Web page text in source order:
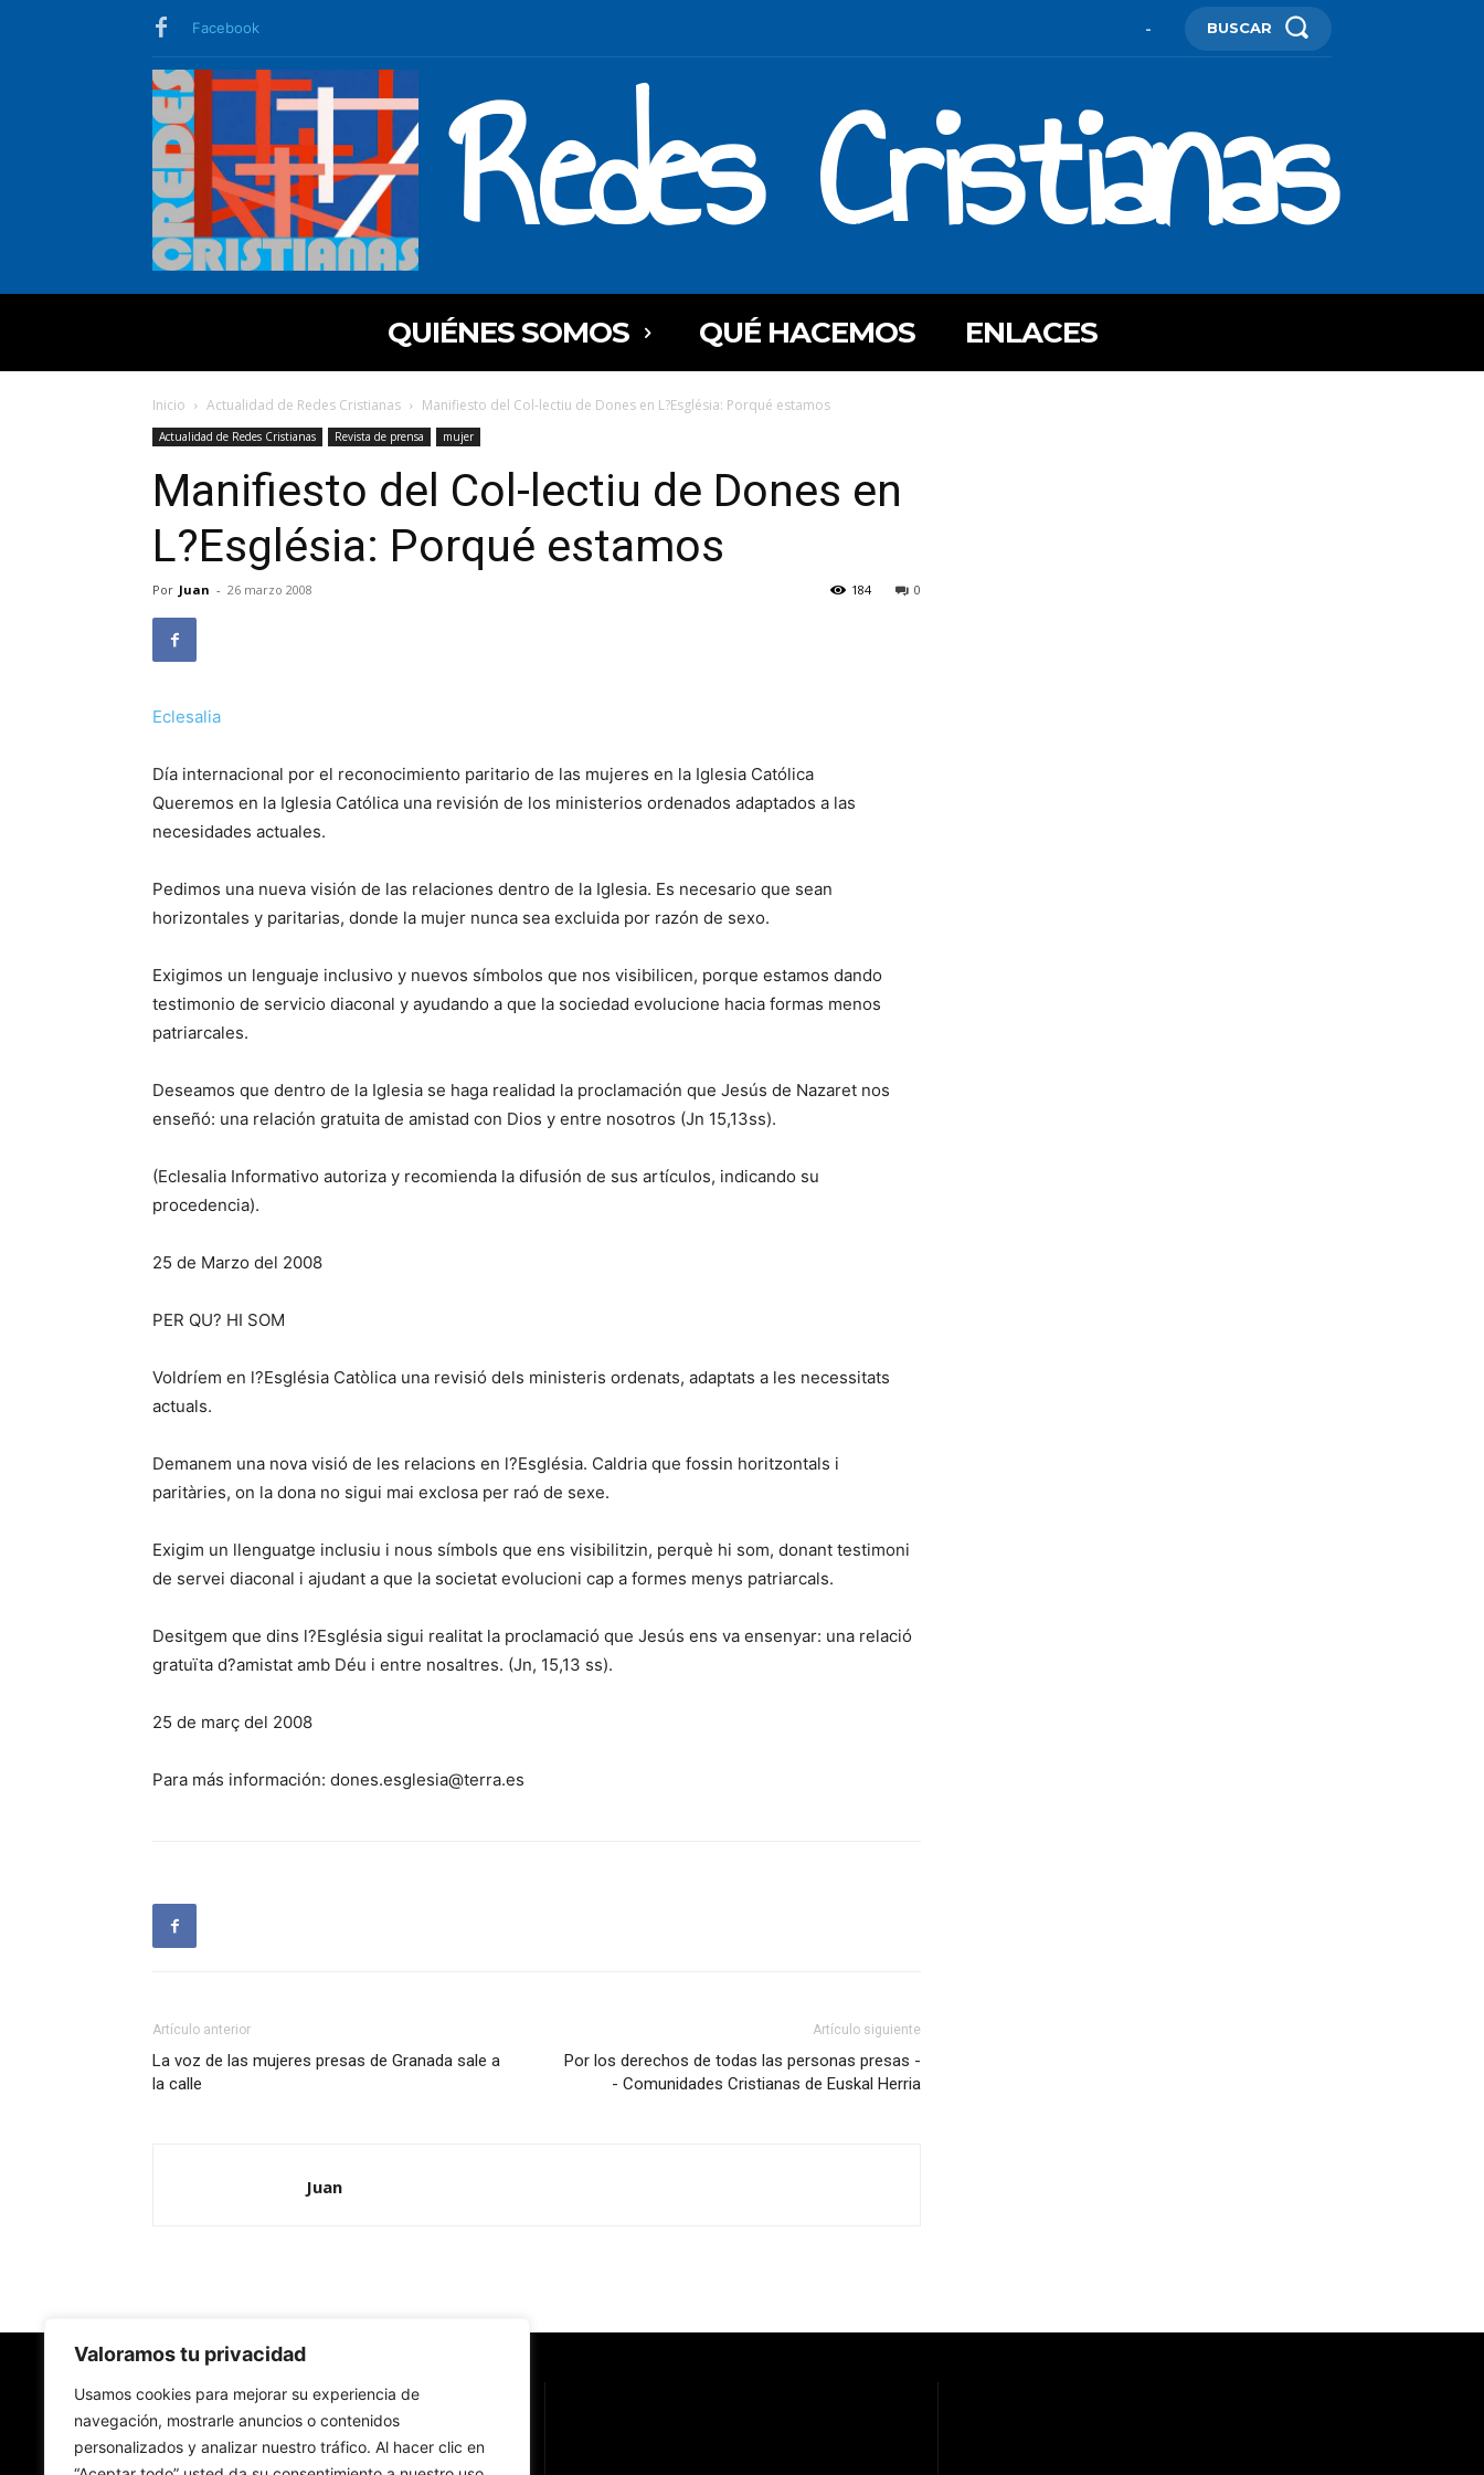
Valoramos tu privacidad
Usamos cookies para mejorar su experiencia de
navegación, mostrarle anuncios o contenidos
personalizados y analizar nuestro tráfico. Al hacer clic en
Facebook - BUSCAR
Redes Cristianas
QUIÉNES SOMOS QUÉ HACEMOS ENLACES
Inicio Actualidad de Redes Cristianas Manifiesto del Col-lectiu de Dones en L?Església: Porqué estamos
Actualidad de Redes Cristianas Revista de prensa mujer
Manifiesto del Col-lectiu de Dones en
L?Església: Porqué estamos
Por Juan - 26 marzo 2008 0
184
Eclesalia
Día internacional por el reconocimiento paritario de las mujeres en la Iglesia Católica
Queremos en la Iglesia Católica una revisión de los ministerios ordenados adaptados a las
necesidades actuales.
Pedimos una nueva visión de las relaciones dentro de la Iglesia. Es necesario que sean
horizontales y paritarias, donde la mujer nunca sea excluida por razón de sexo.
Exigimos un lenguaje inclusivo y nuevos símbolos que nos visibilicen, porque estamos dando
testimonio de servicio diaconal y ayudando a que la sociedad evolucione hacia formas menos
patriarcales.
Deseamos que dentro de la Iglesia se haga realidad la proclamación que Jesús de Nazaret nos
enseñó: una relación gratuita de amistad con Dios y entre nosotros (Jn 15,13ss).
(Eclesalia Informativo autoriza y recomienda la difusión de sus artículos, indicando su
procedencia).
25 de Marzo del 2008
PER QU? HI SOM
Voldríem en l?Església Catòlica una revisió dels ministeris ordenats, adaptats a les necessitats
actuals.
Demanem una nova visió de les relacions en l?Església. Caldria que fossin horitzontals i
paritàries, on la dona no sigui mai exclosa per raó de sexe.
Exigim un llenguatge inclusiu i nous símbols que ens visibilitzin, perquè hi som, donant testimoni
de servei diaconal i ajudant a que la societat evolucioni cap a formes menys patriarcals.
Desitgem que dins l?Església sigui realitat la proclamació que Jesús ens va ensenyar: una relació
gratuïta d?amistat amb Déu i entre nosaltres. (Jn, 15,13 ss).
25 de març del 2008
Para más información: dones.esglesia@terra.es
Artículo anterior
La voz de las mujeres presas de Granada sale a
la calle
Artículo siguiente
Por los derechos de todas las personas presas -
- Comunidades Cristianas de Euskal Herria
Juan
Redes Cristianas